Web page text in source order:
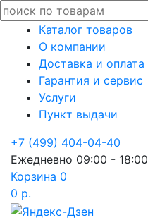
Каталог товаров
О компании
Доставка и оплата
Гарантия и сервис
Услуги
Пункт выдачи
+7 (499) 404-04-40
Ежедневно 09:00 - 18:00
Корзина 0
0 р.